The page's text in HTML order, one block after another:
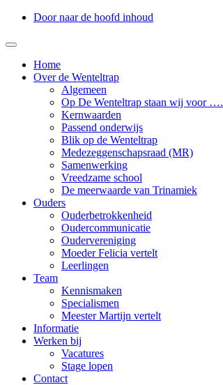
Door naar de hoofd inhoud
Toggle
navigationHome
Over de Wenteltrap
Algemeen
Op De Wenteltrap staan wij voor ….
Kernwaarden
Passend onderwijs
Blik op de Wenteltrap
Medezeggenschapsraad (MR)
Samenwerking
Vreedzame school
De meerwaarde van Trinamiek
Ouders
Ouderbetrokkenheid
Oudercommunicatie
Oudervereniging
Moeder Felicia vertelt
Leerlingen
Team
Kennismaken
Specialismen
Meester Martijn vertelt
Informatie
Werken bij
Vacatures
Stage lopen
Contact